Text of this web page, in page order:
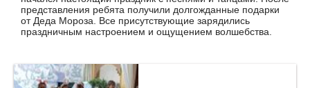
представления ребята получили долгожданные подарки
от Деда Мороза. Все присутствующие зарядились
праздничным настроением и ощущением волшебства.